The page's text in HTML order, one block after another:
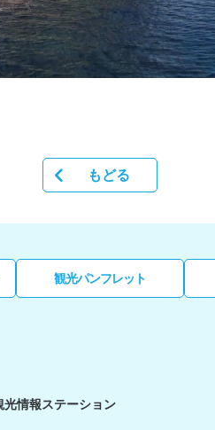
もどる
観光パンフレット
光情報ステーション